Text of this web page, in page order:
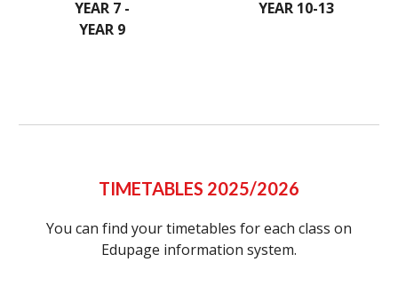
YEAR 7 -
YEAR 9
YEAR 10-13
TIMETABLES 2025/2026
You can find your timetables for each class on
Edupage information system.